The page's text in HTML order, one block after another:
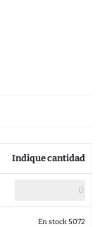
Indique cantidad
En stock 5072